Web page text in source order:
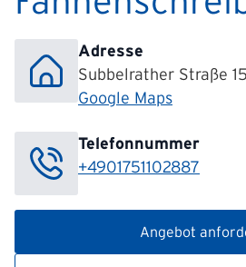
Adresse
Subbelrather Straße
Google Maps
Telefonnummer
+4901751102887
Angebot